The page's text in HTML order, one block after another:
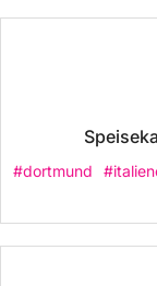
#dortmund